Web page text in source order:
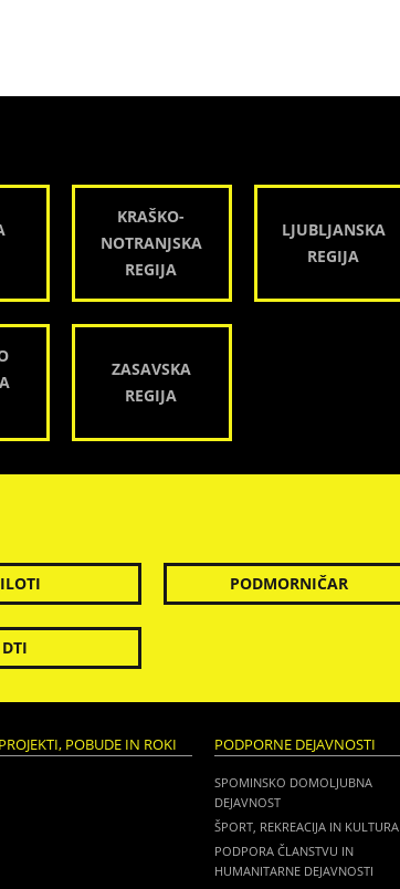
KRAŠKO-
NOTRANJSKA
REGIJA
LJUBLJANSKA
REGIJA
ZASAVSKA
REGIJA
PODMORNIČAR
DTI
PROJEKTI, POBUDE IN ROKI PODPORNE DEJAVNOSTI
SPOMINSKO DOMOLJUBNA
DEJAVNOST
ŠPORT, REKREACIJA IN KULTURA
PODPORA ČLANSTVU IN
HUMANITARNE DEJAVNOSTI